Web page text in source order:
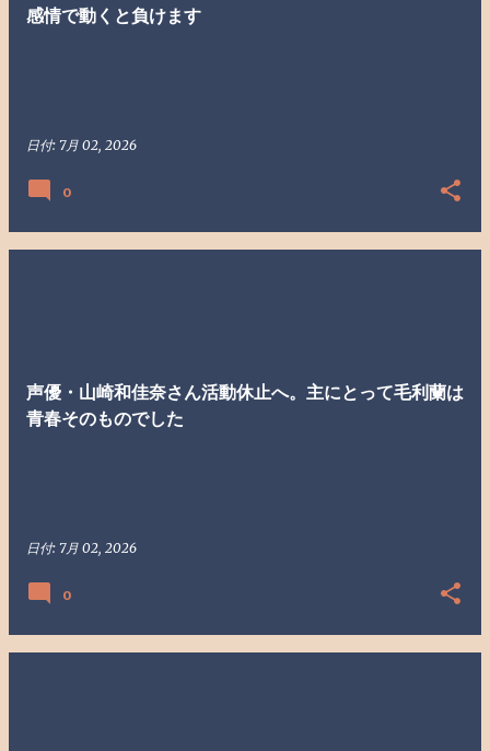
感情で動くと負けます
日付: 7月 02, 2026
0
声優・山崎和佳奈さん活動休止へ。主にとって毛利蘭は
青春そのものでした
日付: 7月 02, 2026
0